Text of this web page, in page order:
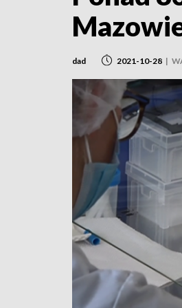
dad 2021-10-28 |